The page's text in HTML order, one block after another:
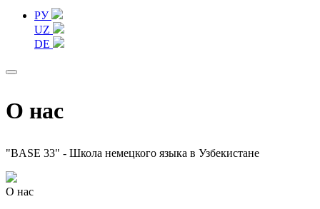
РУ
UZ
DE
О нас
"BASE 33" - Школа немецкого языка в Узбекистане
О нас